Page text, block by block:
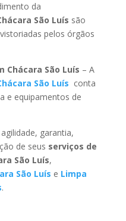
da
São Luís são
pelos órgãos
Chácara São Luís – A
São Luís conta
e equipamentos de
garantia,
de seus serviços de
São Luís,
São Luís e Limpa
.